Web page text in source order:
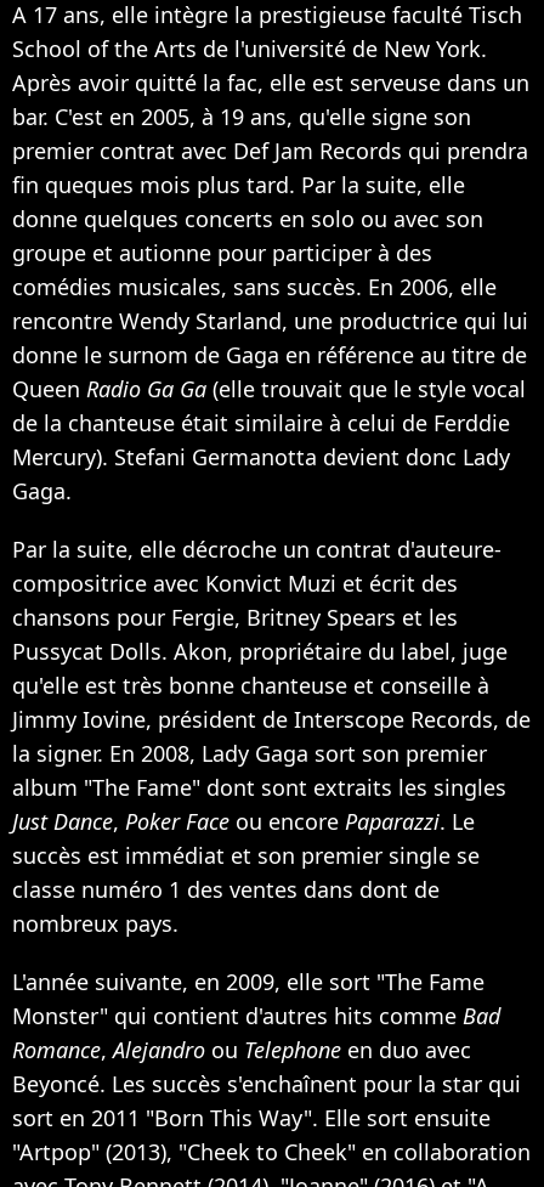
A 17 ans, elle intègre la prestigieuse faculté Tisch
School of the Arts de l'université de New York.
Après avoir quitté la fac, elle est serveuse dans un
bar. C'est en 2005, à 19 ans, qu'elle signe son
premier contrat avec Def Jam Records qui prendra
fin queques mois plus tard. Par la suite, elle
donne quelques concerts en solo ou avec son
groupe et autionne pour participer à des
comédies musicales, sans succès. En 2006, elle
rencontre Wendy Starland, une productrice qui lui
donne le surnom de Gaga en référence au titre de
Queen Radio Ga Ga (elle trouvait que le style vocal
de la chanteuse était similaire à celui de Ferddie
Mercury). Stefani Germanotta devient donc Lady
Gaga.
Par la suite, elle décroche un contrat d'auteure-
compositrice avec Konvict Muzi et écrit des
chansons pour Fergie, Britney Spears et les
Pussycat Dolls. Akon, propriétaire du label, juge
qu'elle est très bonne chanteuse et conseille à
Jimmy Iovine, président de Interscope Records, de
la signer. En 2008, Lady Gaga sort son premier
album "The Fame" dont sont extraits les singles
Just Dance, Poker Face ou encore Paparazzi. Le
succès est immédiat et son premier single se
classe numéro 1 des ventes dans dont de
nombreux pays.
L'année suivante, en 2009, elle sort "The Fame
Monster" qui contient d'autres hits comme Bad
Romance,Alejandro ou Telephone en duo avec
Beyoncé. Les succès s'enchaînent pour la star qui
sort en 2011 "Born This Way". Elle sort ensuite
"Artpop" (2013), "Cheek to Cheek" en collaboration